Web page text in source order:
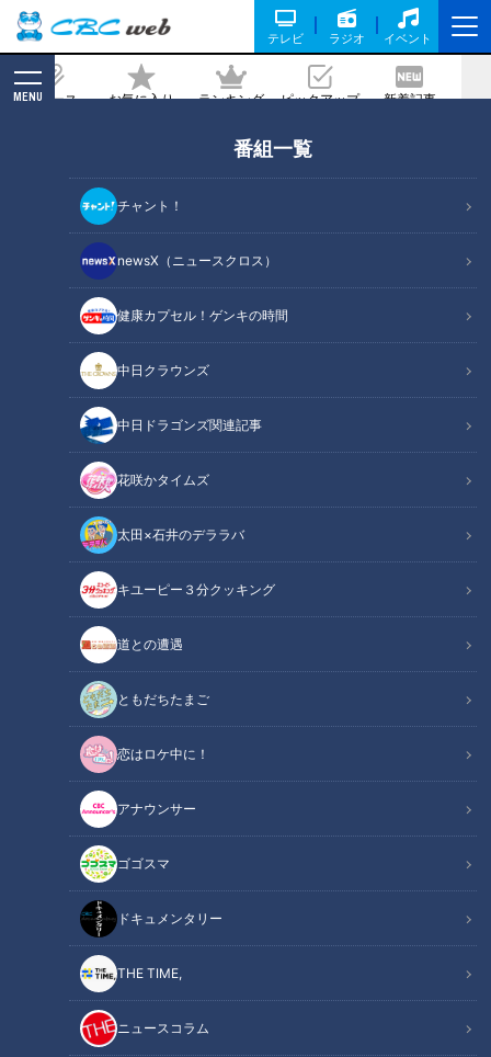
テレビ ラジオ イベント
ニュース お気に入り ランキング ピックアップ 新着記事
MENU
番組一覧
チャント！
newsX（ニュースクロス）
健康カプセル！ゲンキの時間
中日クラウンズ
中日ドラゴンズ関連記事
花咲かタイムズ
太田×石井のデララバ
キユーピー３分クッキング
道との遭遇
ともだちたまご
恋はロケ中に！
アナウンサー
ゴゴスマ
ドキュメンタリー
THE TIME,
ニュースコラム
ム大聖堂で今日も続く復活への歩み
記事に戻る
「ノートルダム大聖堂」：筆者撮影
この記事の画像（全5枚）